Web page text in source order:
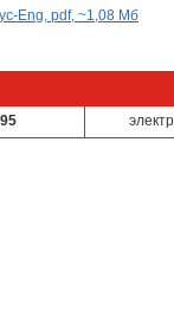
Eng, pdf, ~1,08 Мб